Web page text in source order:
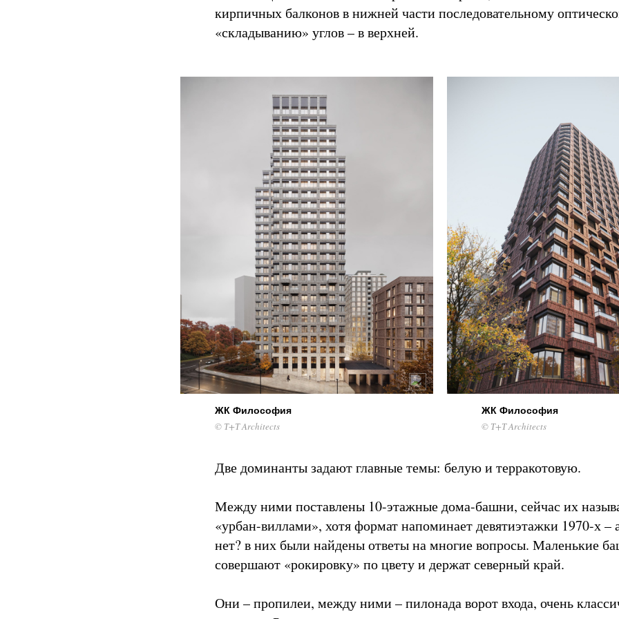
кирпичных балконов в нижней части последовательному
«складыванию» углов – в верхней.
ЖК Философия
© Т+Т Architects
ЖК Философия
© Т+Т Architects
Две доминанты задают главные темы: белую и терракотовую.
Между ними поставлены 10-этажные дома-башни, сейчас их
«урбан-виллами», хотя формат напоминает девятиэтажки 1970-х –
нет? в них были найдены ответы на многие вопросы. Маленькие
совершают «рокировку» по цвету и держат северный край.
Они – пропилеи, между ними – пилонада ворот входа, очень